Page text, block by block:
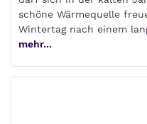
schöne Wärmequelle
Wintertag nach einem
mehr...